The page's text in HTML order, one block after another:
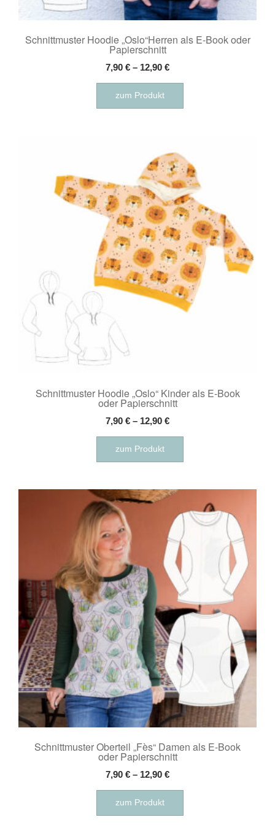
Schnittmuster Hoodie „Oslo“Herren als E-Book oder
Papierschnitt
7,90 € – 12,90 €
zum Produkt
Dieses
weist
auf.
Die
Optionen
können
auf
der
Produktseite
gewählt
werden
Schnittmuster Hoodie „Oslo“ Kinder als E-Book
oder Papierschnitt
7,90 € – 12,90 €
zum Produkt
Dieses
weist
auf.
Die
Optionen
können
der
Produktseite
gewählt
werden
Schnittmuster Oberteil „Fès“ Damen als E-Book
oder Papierschnitt
7,90 € – 12,90 €
zum Produkt
Dieses
weist